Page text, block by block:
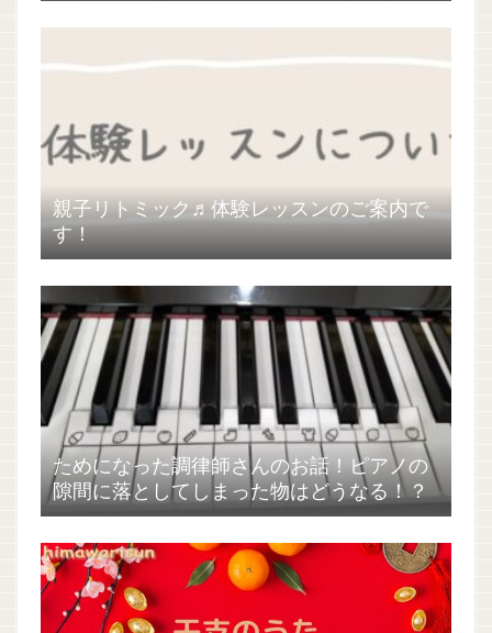
親子リトミック♬体験レッスンのご案内で
す！
ためになった調律師さんのお話！ピアノの
隙間に落としてしまった物はどうなる！？